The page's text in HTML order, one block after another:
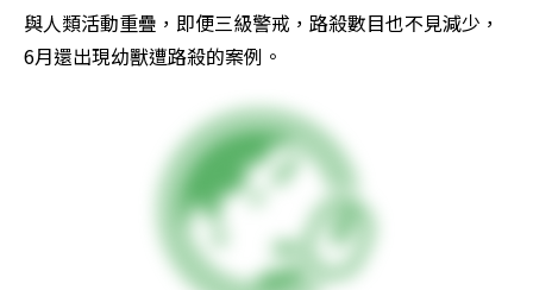
與人類活動重疊，即便三級警戒，路殺數目也不見減少，
6月還出現幼獸遭路殺的案例。